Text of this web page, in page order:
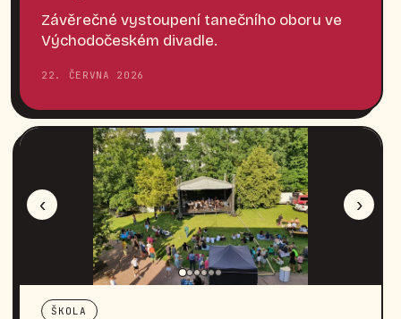
Závěrečné vystoupení tanečního oboru ve
Východočeském divadle.
22. ČERVNA 2026
‹ ›
ŠKOLA